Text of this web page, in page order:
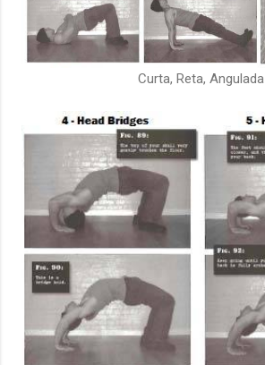
Curta, Reta, Angulada